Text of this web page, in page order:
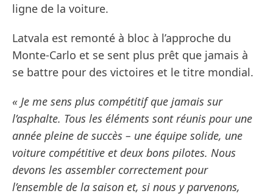
ligne de la voiture.
Latvala est remonté à bloc à l’approche du
Monte-Carlo et se sent plus prêt que jamais à
se battre pour des victoires et le titre mondial.
« Je me sens plus compétitif que jamais sur
l’asphalte. Tous les éléments sont réunis pour une
année pleine de succès – une équipe solide, une
voiture compétitive et deux bons pilotes. Nous
devons les assembler correctement pour
l’ensemble de la saison et, si nous y parvenons,